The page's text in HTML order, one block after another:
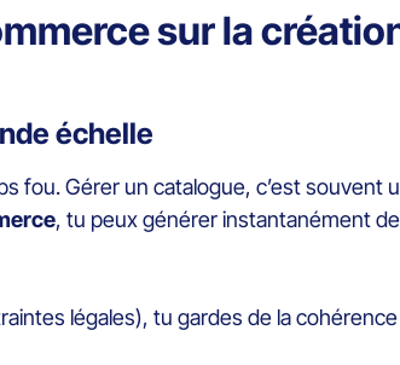
sur la
échelle
fou. Gérer un catalogue, c’est souvent
, tu peux générer instantanément
légales), tu gardes de la